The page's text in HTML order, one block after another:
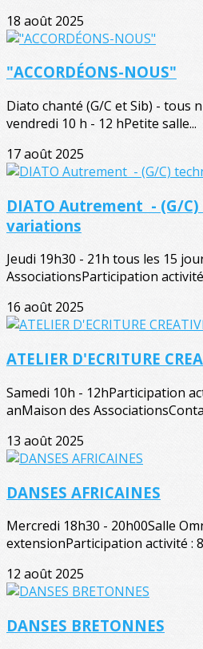
18 août 2025
"ACCORDÉONS-NOUS"
Diato chanté (G/C et Sib) - tous
vendredi 10 h - 12 hPetite salle...
17 août 2025
DIATO Autrement - (G/
variations
Jeudi 19h30 - 21h tous les 15
AssociationsParticipation activité
16 août 2025
ATELIER D'ECRITURE
Samedi 10h - 12hParticipation
anMaison des
13 août 2025
DANSES AFRICAINES
Mercredi 18h30 - 20h00Salle
extensionParticipation activité :
12 août 2025
DANSES BRETONNES